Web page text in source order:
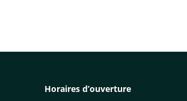
Horaires d’ouverture